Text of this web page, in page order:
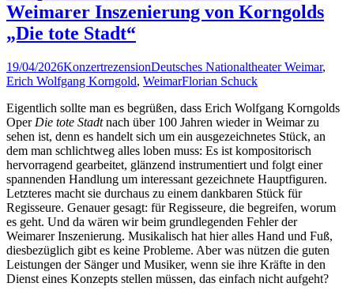
Weimarer Inszenierung von Korngolds
„Die tote Stadt“
19/04/2026KonzertrezensionDeutsches Nationaltheater Weimar,
Erich Wolfgang Korngold, WeimarFlorian Schuck
Eigentlich sollte man es begrüßen, dass Erich Wolfgang Korngolds
Oper Die tote Stadtnach über 100 Jahren wieder in Weimar zu
sehen ist, denn es handelt sich um ein ausgezeichnetes Stück, an
dem man schlichtweg alles loben muss: Es ist kompositorisch
hervorragend gearbeitet, glänzend instrumentiert und folgt einer
spannenden Handlung um interessant gezeichnete Hauptfiguren.
Letzteres macht sie durchaus zu einem dankbaren Stück für
Regisseure. Genauer gesagt: für Regisseure, die begreifen, worum
es geht. Und da wären wir beim grundlegenden Fehler der
Weimarer Inszenierung. Musikalisch hat hier alles Hand und Fuß,
diesbezüglich gibt es keine Probleme. Aber was nützen die guten
Leistungen der Sänger und Musiker, wenn sie ihre Kräfte in den
Dienst eines Konzepts stellen müssen, das einfach nicht aufgeht?